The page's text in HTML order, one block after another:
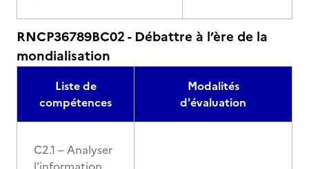
RNCP36789BC02 - Débattre à l’ère de la
mondialisation
Liste de
compétences
Modalités
d'évaluation
C2.1 – Analyser